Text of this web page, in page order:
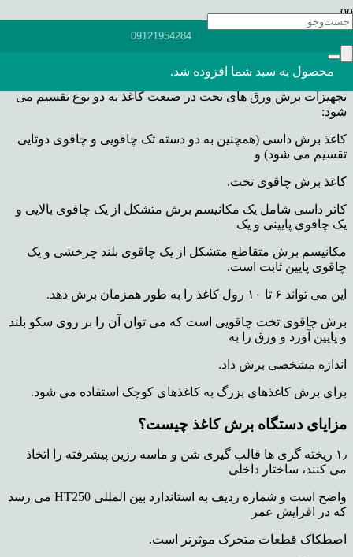
09121954284
محصول به سبد شما افزوده شد.
مزایایدستگاه برش کاغذبسیار است که در این مقاله می خواهیم
کنیماما ابتدا بیایید با برخی از تجهیزات آشنا شویم.
تجهیزات برش ورق های تخت در صنعت کاغذ به دو نوع تقسیم می
شود:
کاغذ برش داسی (همچنین به دو دسته تک چاقویی و چاقوی دوتایی
تقسیم می شود) و
کاغذ برش چاقوی تخت.
کاتر داسی شامل یک مکانیسم برش متشکل از یک چاقوی بالایی و
یک چاقوی پایینی و یک
مکانیسم برش متقاطع متشکل از یک چاقوی بلند چرخشی و یک
چاقوی پایین ثابت است.
این می تواند ۶ تا ۱۰ رول کاغذ را به طور همزمان برش دهد.
برش چاقوی تخت چاقویی است که می توان آن را بر روی سکو بلند
و پایین آورد و ورق را به
اندازه مشخصی برش داد.
برای برش کاغذهای بزرگ به کاغذهای کوچک استفاده می شود.
مزایای دستگاه برش کاغذ چیست؟
۱٫ ریخته گری ها قالب گیری شن و ماسه رزین پیشرفته را اتخاذ
می کنند، ساختار داخلی
واضح است و شماره ردیف به استاندارد بین المللی HT250 می رسد
که در افزایش عمر
اصطکاک قطعات متحرک موثرتر است.